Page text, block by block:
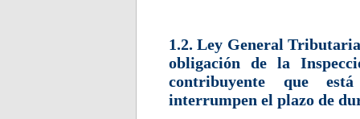
1.2. Ley General
obligación de la
contribuyente que
interrumpen el plazo de